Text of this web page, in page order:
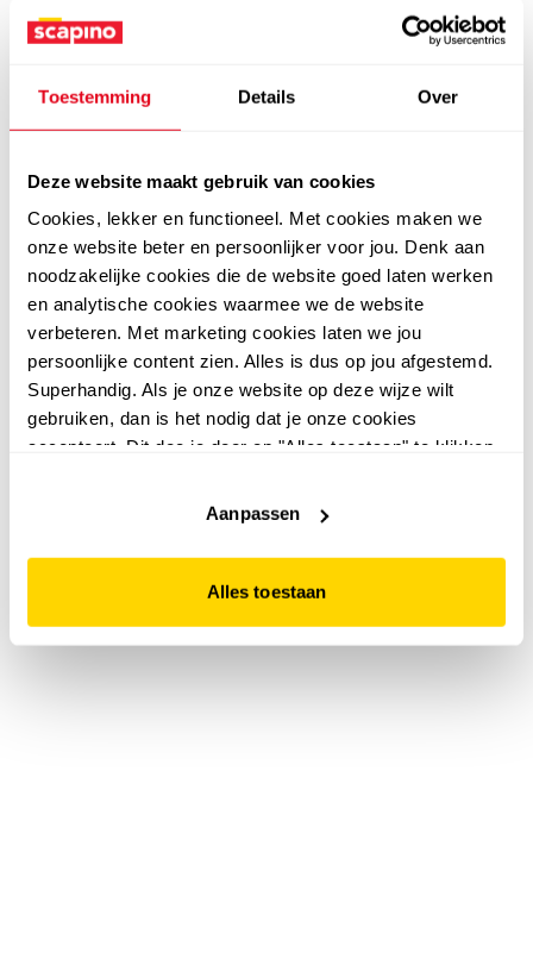
Toestemming Details Over
Deze website maakt gebruik van cookies
Cookies, lekker en functioneel. Met cookies maken we
onze website beter en persoonlijker voor jou. Denk aan
noodzakelijke cookies die de website goed laten werken
en analytische cookies waarmee we de website
verbeteren. Met marketing cookies laten we jou
persoonlijke content zien. Alles is dus op jou afgestemd.
Superhandig. Als je onze website op deze wijze wilt
gebruiken, dan is het nodig dat je onze cookies
accepteert. Dit doe je door op "Alles toestaan" te klikken.
website niet optimaal functioneert.
Aanpassen
Alles toestaan